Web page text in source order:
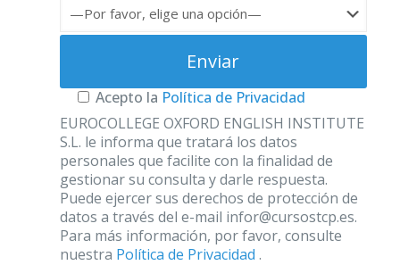
Acepto la Política de Privacidad
EUROCOLLEGE OXFORD ENGLISH INSTITUTE
S.L. le informa que tratará los datos
personales que facilite con la finalidad de
gestionar su consulta y darle respuesta.
Puede ejercer sus derechos de protección de
datos a través del e-mail infor@cursostcp.es.
Para más información, por favor, consulte
nuestra Política de Privacidad .